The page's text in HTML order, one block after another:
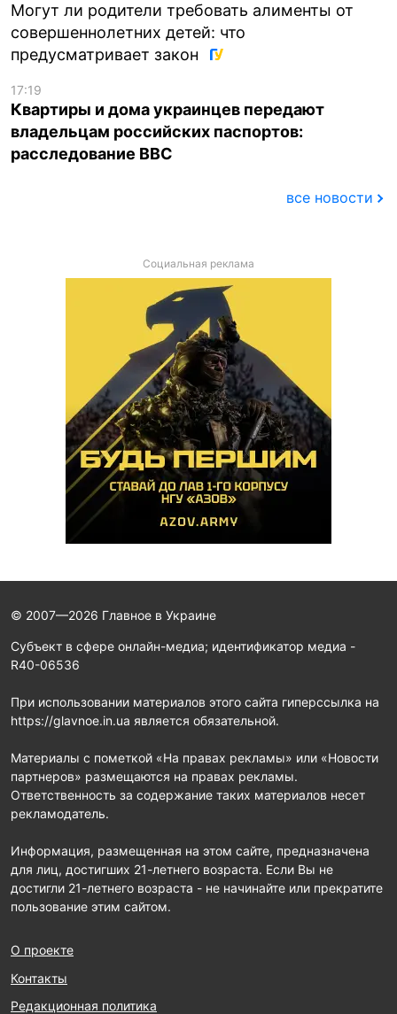
Могут ли родители требовать алименты от
совершеннолетних детей: что
предусматривает закон
17:19
Квартиры и дома украинцев передают
владельцам российских паспортов:
расследование BBC
все новости
Социальная реклама
© 2007—2026 Главное в Украине
Субъект в сфере онлайн-медиа; идентификатор медиа -
R40-06536
При использовании материалов этого сайта гиперссылка на
https://glavnoe.in.ua является обязательной.
Материалы с пометкой «На правах рекламы» или «Новости
партнеров» размещаются на правах рекламы.
Ответственность за содержание таких материалов несет
рекламодатель.
Информация, размещенная на этом сайте, предназначена
для лиц, достигших 21-летнего возраста. Если Вы не
достигли 21-летнего возраста - не начинайте или прекратите
пользование этим сайтом.
О проекте
Контакты
Редакционная политика